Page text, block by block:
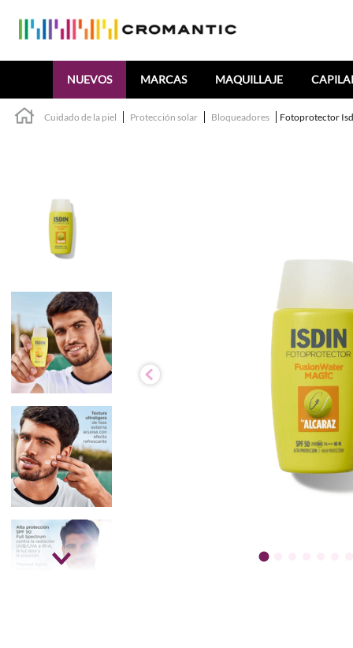
NUEVOS MARCAS MAQUILLAJE
Cuidado de la piel Protección solar Bloqueadores Fotoprotector